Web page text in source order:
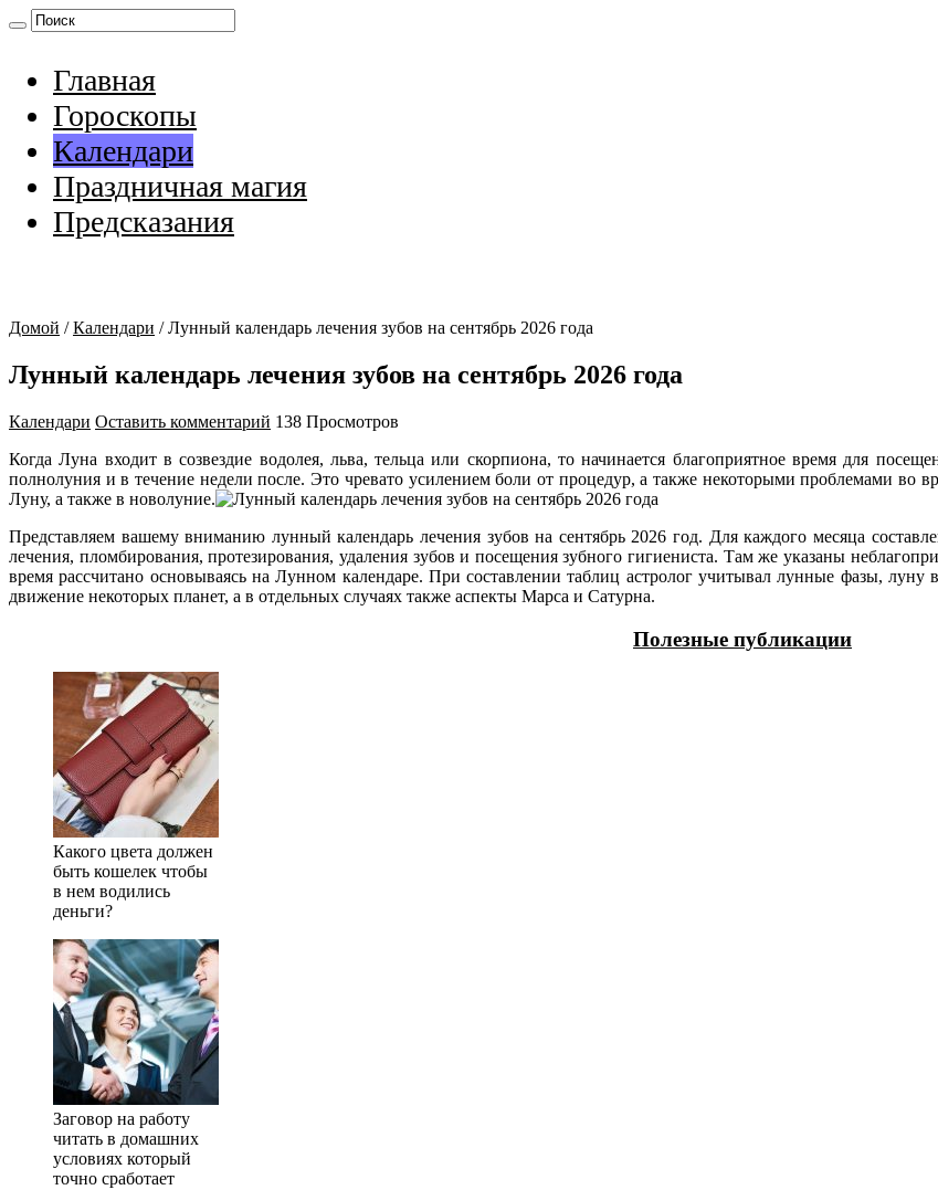
Главная
Гороскопы
Календари
Праздничная магия
Предсказания
Домой / Календари / Лунный календарь лечения зубов на сентябрь 2026 года
Лунный календарь лечения зубов на сентябрь 2026 года
Календари Оставить комментарий 138 Просмотров
Когда Луна входит в созвездие водолея, льва, тельца или скорпиона, то начинается благоприятное время для
полнолуния и в течение недели после. Это чревато усилением боли от процедур, а также некоторыми проблемами
Луну, а также в новолуние.
Представляем вашему вниманию лунный календарь лечения зубов на сентябрь 2026 год. Для каждого месяца
лечения, пломбирования, протезирования, удаления зубов и посещения зубного гигиениста. Там же указаны
время рассчитано основываясь на Лунном календаре. При составлении таблиц астролог учитывал лунные фазы, луну
движение некоторых планет, а в отдельных случаях также аспекты Марса и Сатурна.
Полезные публикации
Какого цвета должен
быть кошелек чтобы
в нем водились
деньги?
Заговор на работу
читать в домашних
условиях который
точно сработает